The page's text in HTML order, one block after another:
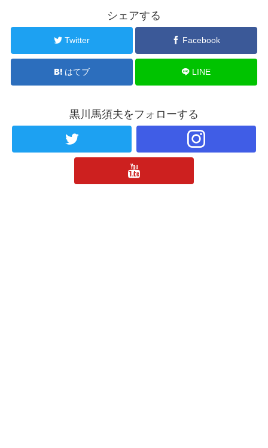
シェアする
Twitter Facebook
はてブ LINE
黒川馬須夫をフォローする